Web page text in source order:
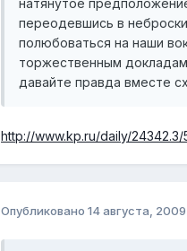
натянутое
переодевшись в
полюбоваться на наши
торжественным
давайте правда вместе
http://www.kp.ru/daily/24342.3/
Опубликовано 14 августа, 2009